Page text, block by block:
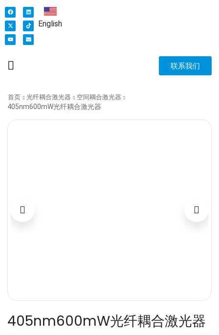
English
联系我们
首页 光纤耦合激光器 空间耦合激光器
405nm600mW光纤耦合激光器
405nm600mW光纤耦合激光器